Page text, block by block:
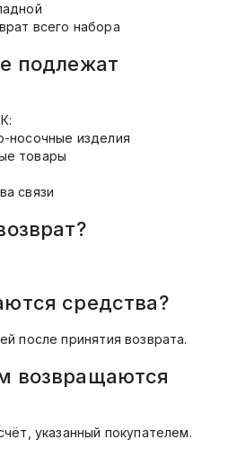
всего набора
подлежат
носочные изделия
товары
связи
средства?
после принятия возврата.
возвращаются
указанный покупателем.